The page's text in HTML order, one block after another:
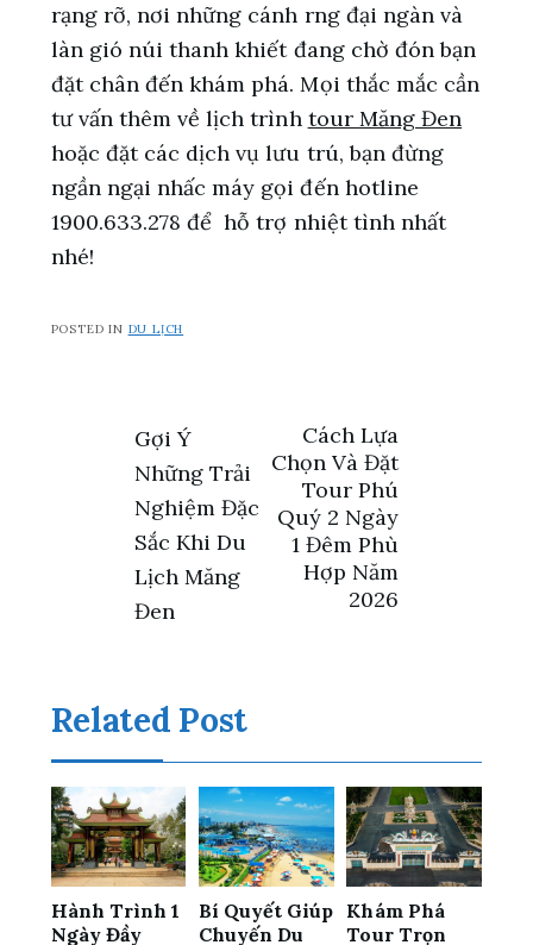
rạng rỡ, nơi những cánh rng đại ngàn và
làn gió núi thanh khiết đang chờ đón bạn
đặt chân đến khám phá. Mọi thắc mắc cần
tư vấn thêm về lịch trình tour Măng Đen
hoặc đặt các dịch vụ lưu trú, bạn đừng
ngần ngại nhấc máy gọi đến hotline
1900.633.278 để hỗ trợ nhiệt tình nhất
nhé!
POSTED IN DU LỊCH
Điều
hướng
bài
viết
Gợi Ý
Những Trải
Nghiệm Đặc
Sắc Khi Du
Lịch Măng
Đen
Cách Lựa
Chọn Và Đặt
Tour Phú
Quý 2 Ngày
1 Đêm Phù
Hợp Năm
2026
Related Post
Hành Trình 1
Ngày Đầy
Bí Quyết Giúp
Chuyến Du
Khám Phá
Tour Trọn